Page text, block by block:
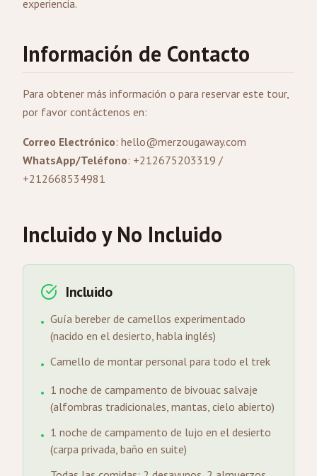
experiencia.
Información de Contacto
Para obtener más información o para reservar este tour,
por favor contáctenos en:
Correo Electrónico: hello@merzougaway.com
WhatsApp/Teléfono: +212675203319 /
+212668534981
Incluido y No Incluido
Incluido
• Guía bereber de camellos experimentado
(nacido en el desierto, habla inglés)
• Camello de montar personal para todo el trek
• 1 noche de campamento de bivouac salvaje
(alfombras tradicionales, mantas, cielo abierto)
• 1 noche de campamento de lujo en el desierto
(carpa privada, baño en suite)